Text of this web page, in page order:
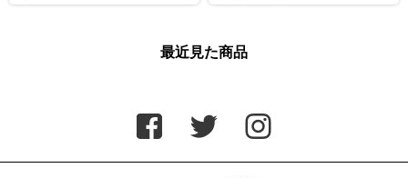
最近見た商品